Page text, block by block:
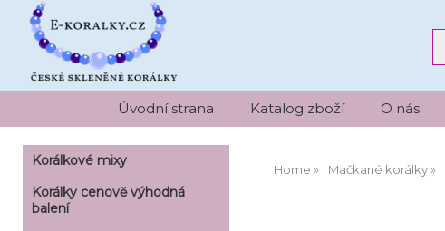
Úvodní strana Katalog zboží O nás
Home Mačkané korálky
Korálkové mixy
Korálky cenově výhodná
balení